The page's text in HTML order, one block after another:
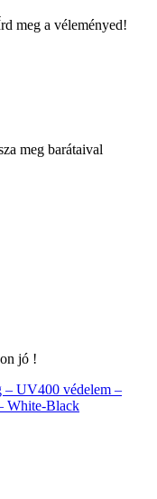
meg a véleményed!
meg barátaival
jó !
– UV400 védelem –
White-Black